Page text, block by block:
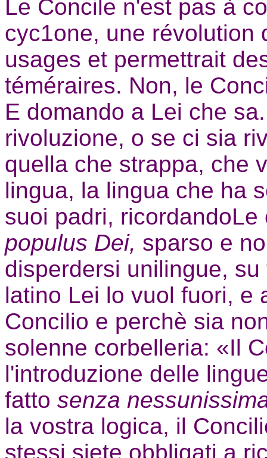
Le Concile n'est pas à
cyc1one, une révolution
usages et permettrait
téméraires. Non, le
E domando a Lei che
rivoluzione, o se ci sia
quella che strappa, che
lingua, la lingua che ha
suoi padri,
populus Dei, sparso e
disperdersi unilingue,
latino Lei lo vuol fuori, e
Concilio e perchè sia
solenne corbelleria: «Il
l'introduzione delle
fatto senza
la vostra logica, il
stessi siete obbligati a